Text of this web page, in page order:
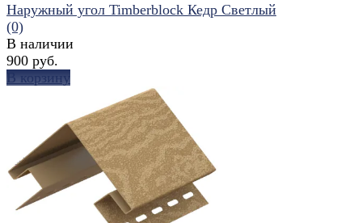
избранное сравнить
Наружный угол Timberblock Кедр Светлый
(0)
В наличии
900 руб.
В корзину